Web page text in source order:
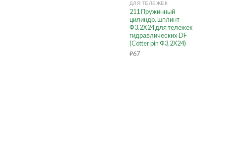
ДЛЯ ТЕЛЕЖЕК
211 Пружинный
цилиндр. шплинт
Ф3.2Х24 для тележек
гидравлических DF
(Cotter pin Ф3.2X24)
₽67